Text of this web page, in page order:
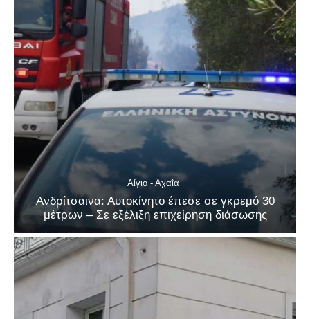
Αίγιο - Αχαΐα
Ανδρίτσαινα: Αυτοκίνητο έπεσε σε γκρεμό 30
μέτρων – Σε εξέλιξη επιχείρηση διάσωσης